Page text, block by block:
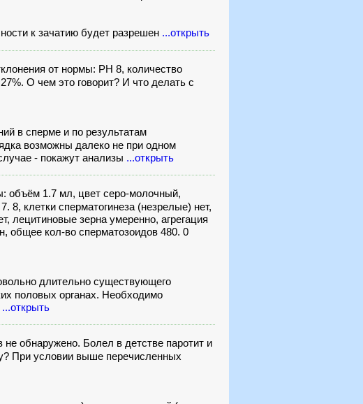
к зачатию будет разрешен ...открыть
от нормы: РН 8, количество
О чем это говорит? И что делать с
в сперме и по результатам
возможны далеко не при одном
- покажут анализы ...открыть
объём 1.7 мл, цвет серо-молочный,
8, клетки сперматогинеза (незрелые) нет,
лецитиновые зерна умеренно, агрегация
общее кол-во сперматозоидов 480. 0
длительно существующего
половых органах. Необходимо
...открыть
обнаружено. Болел в детстве паротит и
При условии выше перечисленных